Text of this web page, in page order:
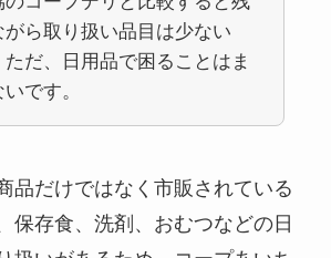
がら取り扱い品目は少ない
ただ、日用品で困ることはま
です。
品だけではなく市販されている
保存食、洗剤、おむつなどの日